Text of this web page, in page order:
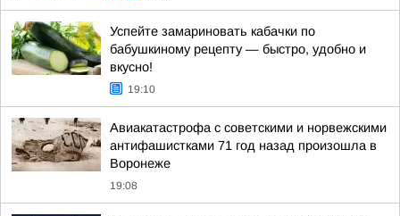
Успейте замариновать кабачки по
бабушкиному рецепту — быстро, удобно и
вкусно!
19:10
Авиакатастрофа с советскими и норвежскими
антифашистками 71 год назад произошла в
Воронеже
19:08